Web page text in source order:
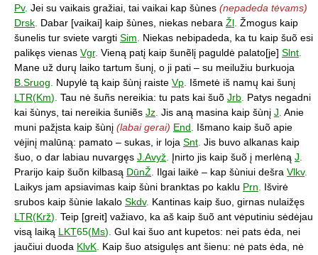
Pv. Jei su vaikais gražiai, tai vaikai kap šùnes (nepadeda tėvams)
Drsk. Dabar [vaikai] kaip šùnes, niekas nebara Žl. Žmogus kaip
šunelis tur sviete vargti Sim. Niekas nebipadeda, ka tu kaip šuõ esi
palikęs vienas Vgr. Vieną patį kaip šunẽlį paguldė palato[je] Slnt.
Mane už durų laiko tartum šunį, o ji pati – su meilužiu burkuoja
B.Sruog. Nupylė tą kaip šùnį raiste Vp. Išmetė iš namų kai šunį
LTR(Km). Tau nė šuñs nereikia: tu pats kai šuõ Jrb. Patys negadni
kai šùnys, tai nereikia šuniẽs Jz. Jis aną masina kaip šùnį J. Anie
muni pažįsta kaip šùnį (labai gerai) End. Išmano kaip šuõ apie
vėjinį malūną: pamato – sukas, ir loja Snt. Jis buvo alkanas kaip
šuo, o dar labiau nuvargęs J.Avyž. Įnirto jis kaip šuõ į merlėną J.
Prarijo kaip šuõn kilbasą DūnŽ. Ilgai laikė – kap šùniui dešra Vlkv.
Laikys jam apsiavimas kaip šùni branktas po kaklu Prn. Išvirė
srubos kaip šùnie lakalo Skdv. Kantinas kaip šuo, girnas nulaižęs
LTR(Krž). Teip [greit] važiavo, ka aš kaip šuõ ant vėputiniu sėdėjau
visą laiką LKT65(Ms). Gul kai šuo ant kupetos: nei pats ėda, nei
jaučiui duoda KlvK. Kaip šuo atsigulęs ant šienu: nė pats ėda, nė